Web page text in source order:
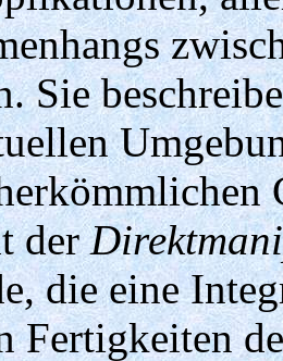
Sie
der
die eine
Fertigkeiten